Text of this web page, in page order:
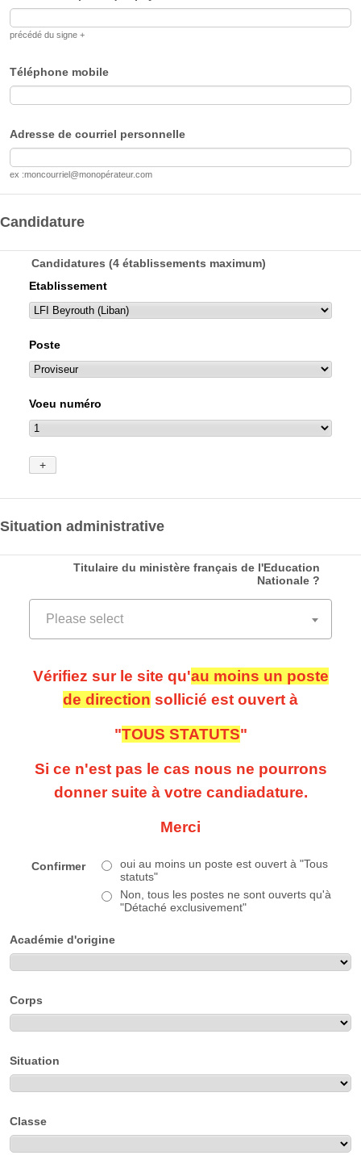
précédé du signe +
Téléphone mobile
Adresse de courriel personnelle
ex :moncourriel@monopérateur.com
Candidature
Candidatures (4 établissements maximum)
Situation administrative
Titulaire du ministère français de l'Education
Nationale ?
Vérifiez sur le site qu'au moins un poste
de direction sollicié est ouvert à
"TOUS STATUTS"
Si ce n'est pas le cas nous ne pourrons
donner suite à votre candiadature.
Merci
Confirmer
oui au moins un poste est ouvert à "Tous
statuts"
Non, tous les postes ne sont ouverts qu'à
"Détaché exclusivement"
Académie d'origine
Corps
Situation
Classe